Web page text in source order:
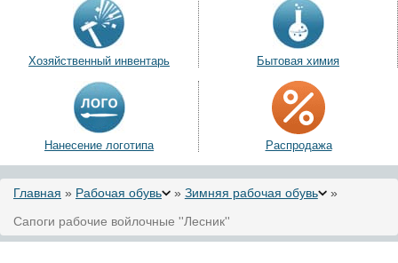
Хозяйственный инвентарь Бытовая химия
Нанесение логотипа Распродажа
Вы здесь
Главная » Рабочая обувь » Зимняя рабочая обувь
»
Сапоги рабочие войлочные ''Лесник''